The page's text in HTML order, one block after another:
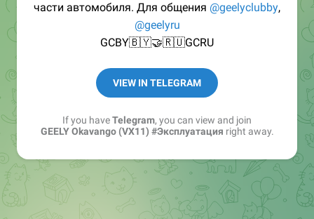
части автомобиля. Для общения @geelyclubby,
@geelyru
GCBY🇧🇾🤝🇷🇺GCRU
VIEW IN TELEGRAM
If you haveTelegram, you can view and join
GEELY Okavango (VX11) #Эксплуатация right away.